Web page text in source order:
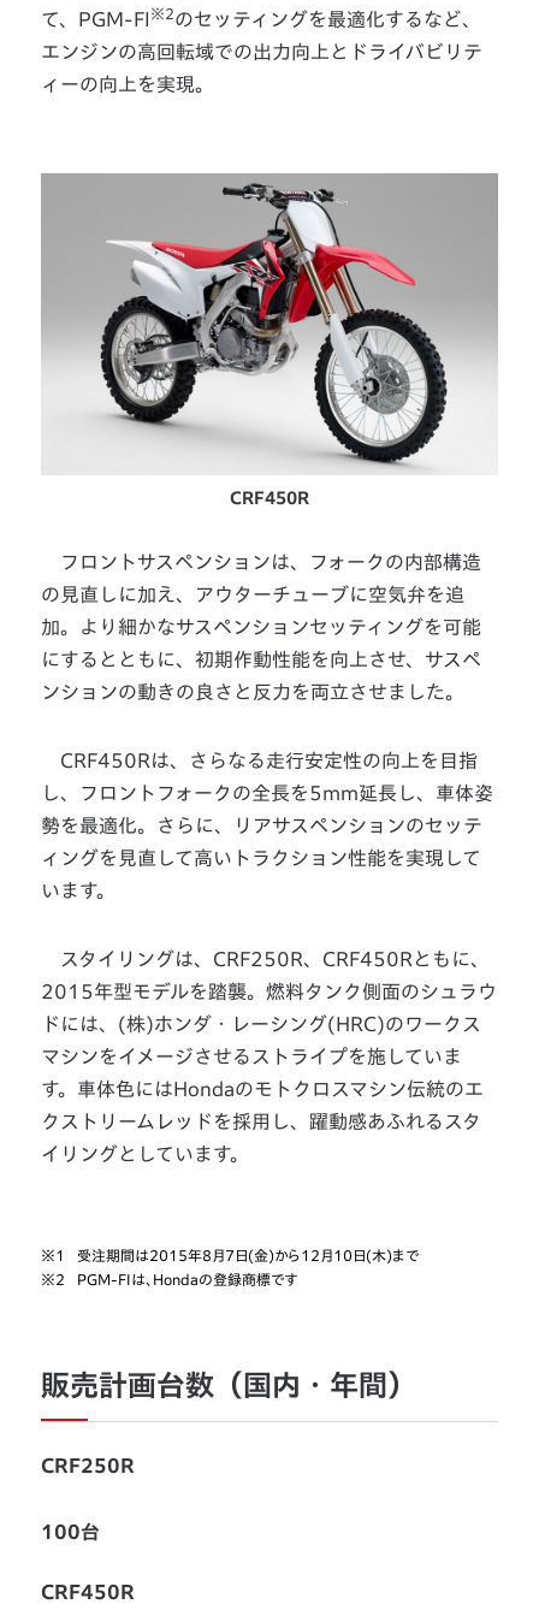
て、PGM-FI ※2のセッティングを最適化するなど、
エンジンの高回転域での出力向上とドライバビリテ
ィーの向上を実現。
CRF450R
フロントサスペンションは、フォークの内部構造
の見直しに加え、アウターチューブに空気弁を追
加。より細かなサスペンションセッティングを可能
にするとともに、初期作動性能を向上させ、サスペ
ンションの動きの良さと反力を両立させました。
CRF450Rは、さらなる走行安定性の向上を目指
し、フロントフォークの全長を5mm延長し、車体姿
勢を最適化。さらに、リアサスペンションのセッテ
ィングを見直して高いトラクション性能を実現して
います。
スタイリングは、CRF250R、CRF450Rともに、
2015年型モデルを踏襲。燃料タンク側面のシュラウ
ドには、(株)ホンダ・レーシング(HRC)のワークス
マシンをイメージさせるストライプを施していま
す。車体色にはHondaのモトクロスマシン伝統のエ
クストリームレッドを採用し、躍動感あふれるスタ
イリングとしています。
※1
受注期間は2015年8月7日(金)から12月10日(木)まで
※2
PGM-FIは、Hondaの登録商標です
販売計画台数（国内・年間）
CRF250R
100台
CRF450R